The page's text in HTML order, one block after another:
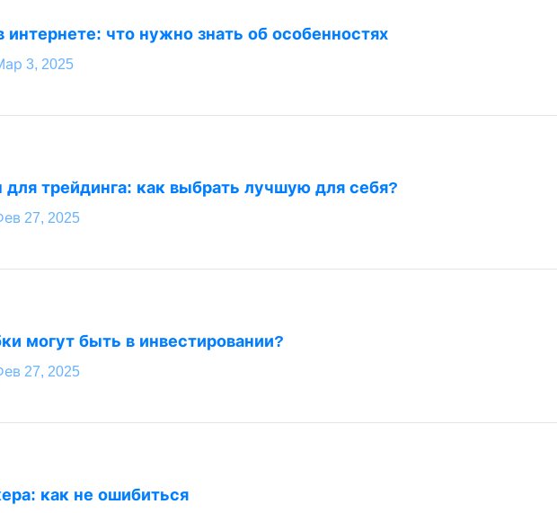
интернете: что нужно знать об особенностях
3, 2025
трейдинга: как выбрать лучшую для себя?
27, 2025
могут быть в инвестировании?
27, 2025
как не ошибиться